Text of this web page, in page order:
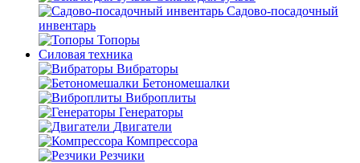
Садово-посадочный
инвентарь
Топоры
Силовая техника
Вибраторы
Бетономешалки
Виброплиты
Генераторы
Двигатели
Компрессора
Резчики